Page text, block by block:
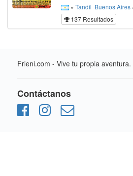
» Tandil Buenos Aires
137 Resultados
Frieni.com - Vive tu propia aventura.
Contáctanos